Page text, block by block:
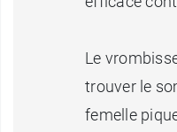
Le
trouver le
femelle